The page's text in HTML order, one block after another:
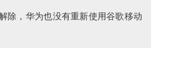
除，华为也没有重新使用谷歌移动